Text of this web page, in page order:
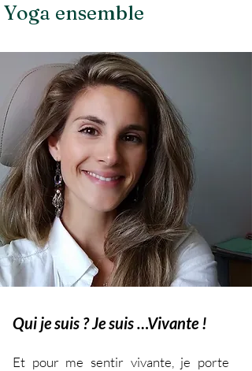
Yoga ensemble
Qui je suis ? Je suis …Vivante !
Et pour me sentir vivante, je porte